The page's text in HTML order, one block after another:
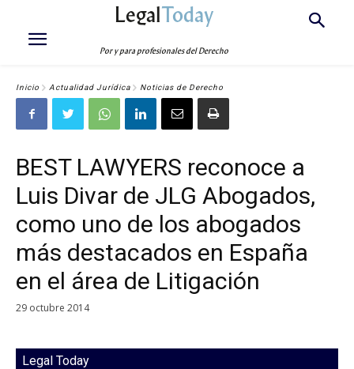
LegalToday
Por y para profesionales del Derecho
Inicio Actualidad Jurídica Noticias de Derecho
BEST LAWYERS reconoce a
Luis Divar de JLG Abogados,
como uno de los abogados
más destacados en España
en el área de Litigación
29 octubre 2014
Legal Today